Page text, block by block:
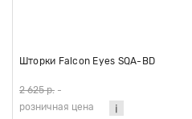
Шторки Falcon Eyes SQA-BD
2 625 р. -
розничная цена